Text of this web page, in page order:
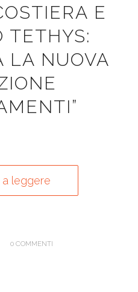
E
TETHYS:
LA NUOVA
a leggere
0 COMMENTI